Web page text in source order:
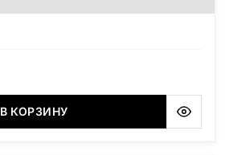
В КОРЗИНУ